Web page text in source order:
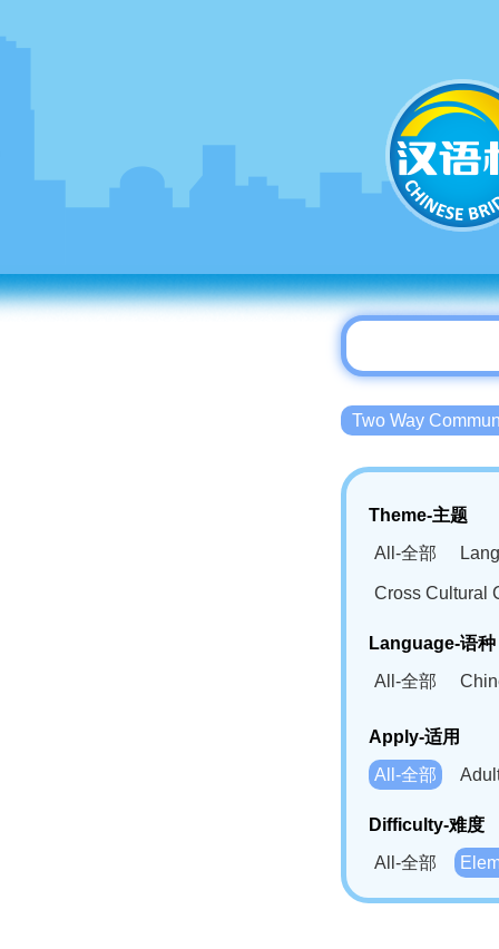
Two Way
Theme-主题
All-全部
Cross Cultural
Language-语种
All-全部
Bahasa
Swahili(SW)-
Apply-适用
All-全部
Difficulty-难度
All-全部